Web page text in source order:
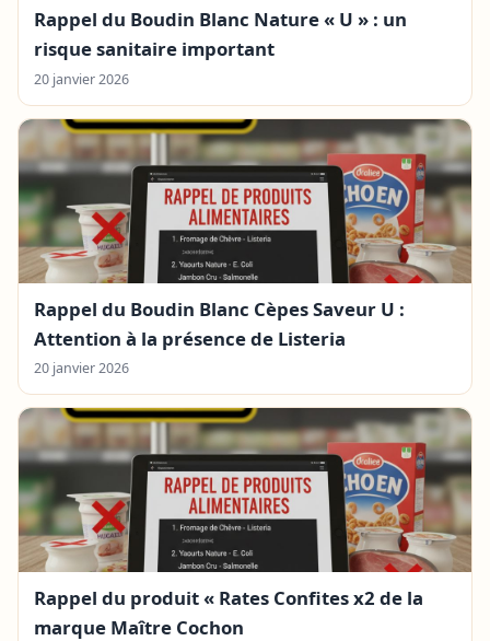
Rappel du Boudin Blanc Nature « U » : un
risque sanitaire important
20 janvier 2026
Rappel du Boudin Blanc Cèpes Saveur U :
Attention à la présence de Listeria
20 janvier 2026
Rappel du produit « Rates Confites x2 de la
marque Maître Cochon